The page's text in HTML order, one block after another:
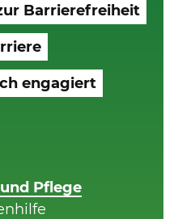
Barrierefreiheit
engagiert
Pflege